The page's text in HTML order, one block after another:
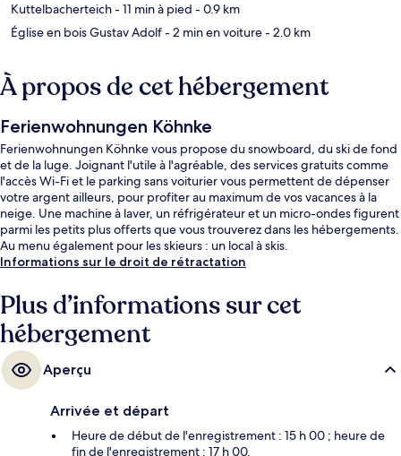
Kuttelbacherteich- 11 min à pied - 0.9 km
Église en bois Gustav Adolf- 2 min en voiture- 2.0 km
À propos de cet hébergement
Ferienwohnungen Köhnke
Ferienwohnungen Köhnke vous propose du snowboard, du ski de fond
et de la luge. Joignant l'utile à l'agréable, des services gratuits comme
l'accès Wi-Fi et le parking sans voiturier vous permettent de dépenser
votre argent ailleurs, pour profiter au maximum de vos vacances à la
neige. Une machine à laver, un réfrigérateur et un micro-ondes figurent
parmi les petits plus offerts que vous trouverez dans les hébergements.
Au menu également pour les skieurs : un local à skis.
Informations sur le droit de rétractation
Plus d’informations sur cet
hébergement
Aperçu
Arrivée et départ
Heure de début de l'enregistrement : 15 h 00 ; heure de
fin de l'enregistrement : 17 h 00.